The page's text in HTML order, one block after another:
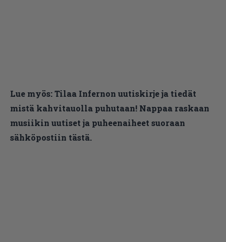
Lue myös:Tilaa Infernon uutiskirje ja tiedät
mistä kahvitauolla puhutaan! Nappaa raskaan
musiikin uutiset ja puheenaiheet suoraan
sähköpostiin tästä.